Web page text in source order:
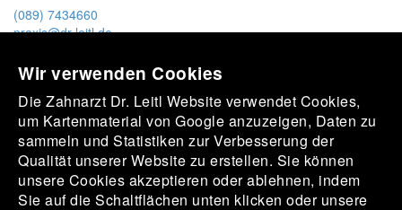
Wir verwenden Cookies
Die Zahnarzt Dr. Leitl Website verwendet Cookies,
um Kartenmaterial von Google anzuzeigen, Daten zu
sammeln und Statistiken zur Verbesserung der
Qualität unserer Website zu erstellen. Sie können
unsere Cookies akzeptieren oder ablehnen, indem
Sie auf die Schaltflächen unten klicken oder unsere
(089) 7434660
praxis@dr-leitl.de
Ein motiviertes Praxisteam erwartet Sie.